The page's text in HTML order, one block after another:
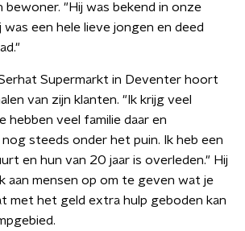
"Hij was bekend in onze
was een hele lieve jongen en deed
Supermarkt in Deventer hoort
van zijn klanten. "Ik krijg veel
hebben veel familie daar en
steeds onder het puin. Ik heb een
en hun van 20 jaar is overleden." Hij
aan mensen op om te geven wat je
met het geld extra hulp geboden kan